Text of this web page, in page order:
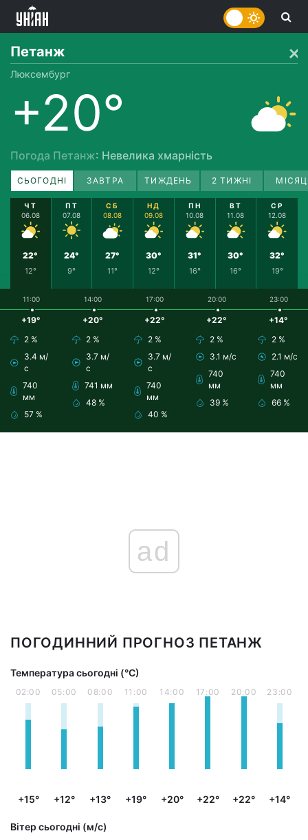
Петанж
Люксембург
+20°
Погода Петанж: Невелика хмарність
СЬОГОДНІ ЗАВТРА ТИЖДЕНЬ 2 ТИЖНІ
ЧТ
06.08
22°
12°
ПТ
07.08
24°
9°
СБ
08.08
27°
11°
НД
09.08
30°
12°
ПН
10.08
31°
16°
ВТ
11.08
30°
16°
СР
12.08
32°
19°
11:00
+19°
2 %
3.4 м/
с
740
мм
57 %
14:00
+20°
2 %
3.7 м/
с
741 мм
48 %
17:00
+22°
2 %
3.7 м/
с
740
мм
40 %
20:00
+22°
2 %
3.1 м/с
740
мм
39 %
23:00
+14°
2 %
2.1 м/с
740
мм
66 %
ad
ПОГОДИННИЙ ПРОГНОЗ ПЕТАНЖ
Температура сьогодні (°С)
02:00
+15°
05:00
+12°
08:00
+13°
11:00
+19°
14:00
+20°
17:00
+22°
20:00
+22°
23:00
+14°
Вітер сьогодні (м/с)